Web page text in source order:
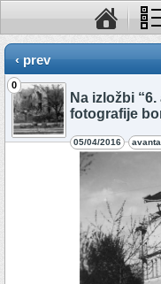
‹ prev
0
Na izložbi
fotografije
05/04/2016